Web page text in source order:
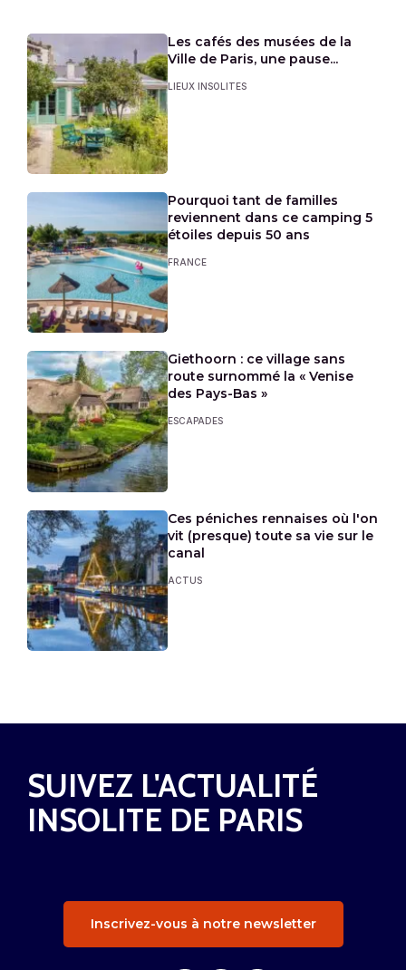
Les cafés des musées de la
Ville de Paris, une pause...
LIEUX INSOLITES
Pourquoi tant de familles
reviennent dans ce camping 5
étoiles depuis 50 ans
FRANCE
Giethoorn : ce village sans
route surnommé la « Venise
des Pays-Bas »
ESCAPADES
Ces péniches rennaises où l'on
vit (presque) toute sa vie sur le
canal
ACTUS
SUIVEZ L'ACTUALITÉ
INSOLITE DE PARIS
Inscrivez-vous à notre newsletter